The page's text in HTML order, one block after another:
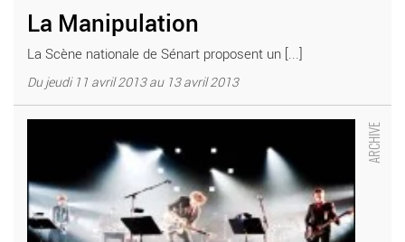
La Manipulation
La Scène nationale de Sénart proposent un [...]
Du jeudi 11 avril 2013 au 13 avril 2013